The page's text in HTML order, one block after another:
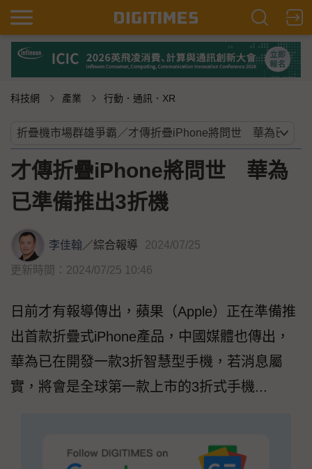
科技網 產業 行動．通訊．XR
才傳折疊iPhone將問世 華為
已準備推出3折機
李佳翰／綜合報導 2024/07/25
更新時間：2024/07/25 10:46
日前才有報導傳出，蘋果（Apple）正在準備推
出首款折疊式iPhone產品，中國媒體也傳出，
華為已在開發一款3折智慧型手機，若消息屬
實，將會是全球第一款上市的3折式手機...